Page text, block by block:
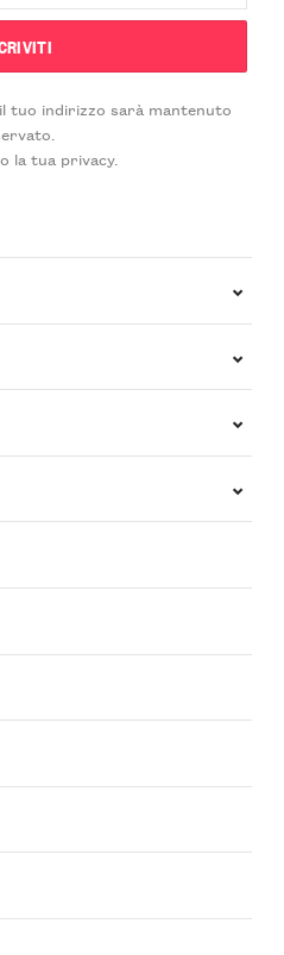
tuo indirizzo sarà mantenuto
la tua privacy.